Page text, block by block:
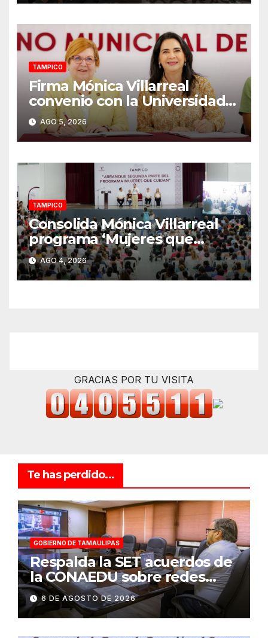
TAMPICO
Firma Mónica Villarreal
convenio con la Universidad
Tecnológica de Altamira para
impulsar la innovación
turística mediante TampIA
AGO 5, 2026
TAMPICO
Consolida Mónica Villarreal
programa ‘Mujeres que
Cuidan’ con 2 mil
beneficiarias
AGO 4, 2026
GRACIAS POR TU VISITA
Te has perdido...
GOBIERNO DE TAMAULIPAS
Respalda la SET acuerdos de
la CONAEDU sobre redes
sociales y escuelas
militarizadas
6 DE AGOSTO DE 2026